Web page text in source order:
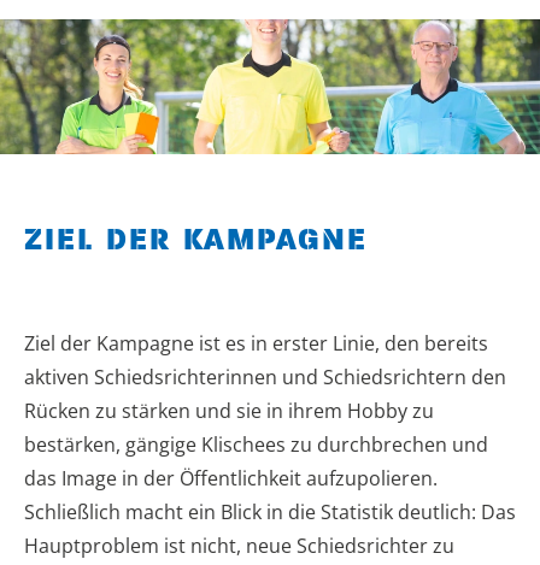
ZIEL DER KAMPAGNE
Ziel der Kampagne ist es in erster Linie, den bereits
aktiven Schiedsrichterinnen und Schiedsrichtern den
Rücken zu stärken und sie in ihrem Hobby zu
bestärken, gängige Klischees zu durchbrechen und
das Image in der Öffentlichkeit aufzupolieren.
Schließlich macht ein Blick in die Statistik deutlich: Das
Hauptproblem ist nicht, neue Schiedsrichter zu